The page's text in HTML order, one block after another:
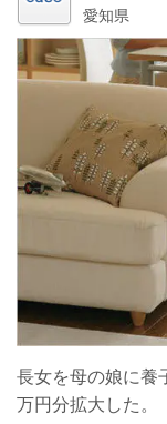
愛知県
長女を母の娘に養
万円分拡大した。